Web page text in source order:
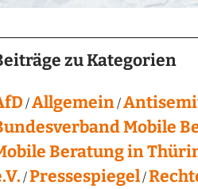
zu Kategorien
Allgemein
Mobile
Beratung in
Pressespiegel